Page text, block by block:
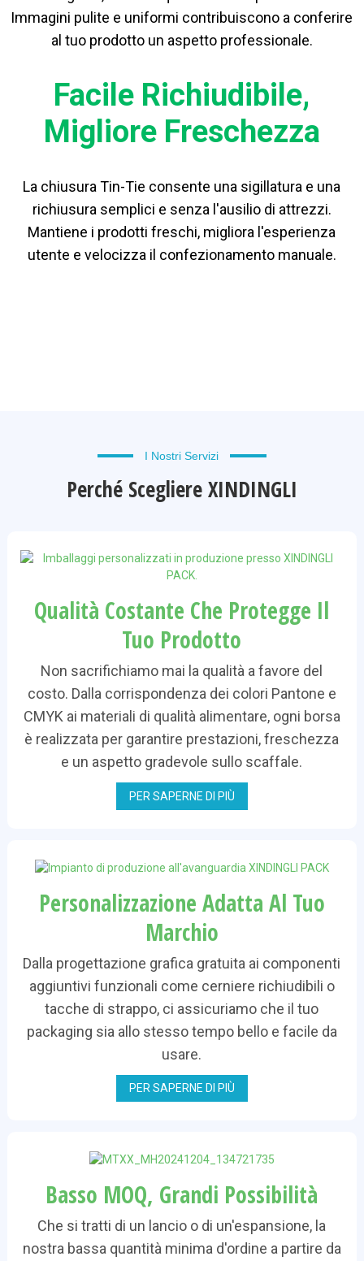
Immagini pulite e uniformi contribuiscono a conferire
al tuo prodotto un aspetto professionale.
Facile Richiudibile,
Migliore Freschezza
La chiusura Tin-Tie consente una sigillatura e una
richiusura semplici e senza l'ausilio di attrezzi.
Mantiene i prodotti freschi, migliora l'esperienza
utente e velocizza il confezionamento manuale.
I Nostri Servizi
Perché Scegliere XINDINGLI
Qualità Costante Che Protegge Il
Tuo Prodotto
Non sacrifichiamo mai la qualità a favore del
costo. Dalla corrispondenza dei colori Pantone e
CMYK ai materiali di qualità alimentare, ogni borsa
è realizzata per garantire prestazioni, freschezza
e un aspetto gradevole sullo scaffale.
PER SAPERNE DI PIÙ
Personalizzazione Adatta Al Tuo
Marchio
Dalla progettazione grafica gratuita ai componenti
aggiuntivi funzionali come cerniere richiudibili o
tacche di strappo, ci assicuriamo che il tuo
packaging sia allo stesso tempo bello e facile da
usare.
PER SAPERNE DI PIÙ
Basso MOQ, Grandi Possibilità
Che si tratti di un lancio o di un'espansione, la
nostra bassa quantità minima d'ordine a partire da